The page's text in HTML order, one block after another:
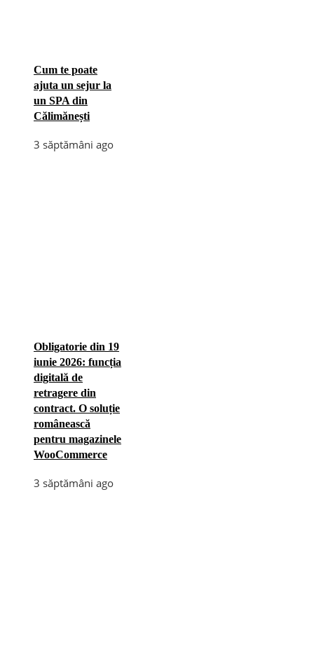
Cum te poate
ajuta un sejur la
un SPA din
Călimănești
3 săptămâni ago
Obligatorie din 19
iunie 2026: funcția
digitală de
retragere din
contract. O soluție
românească
pentru magazinele
WooCommerce
3 săptămâni ago